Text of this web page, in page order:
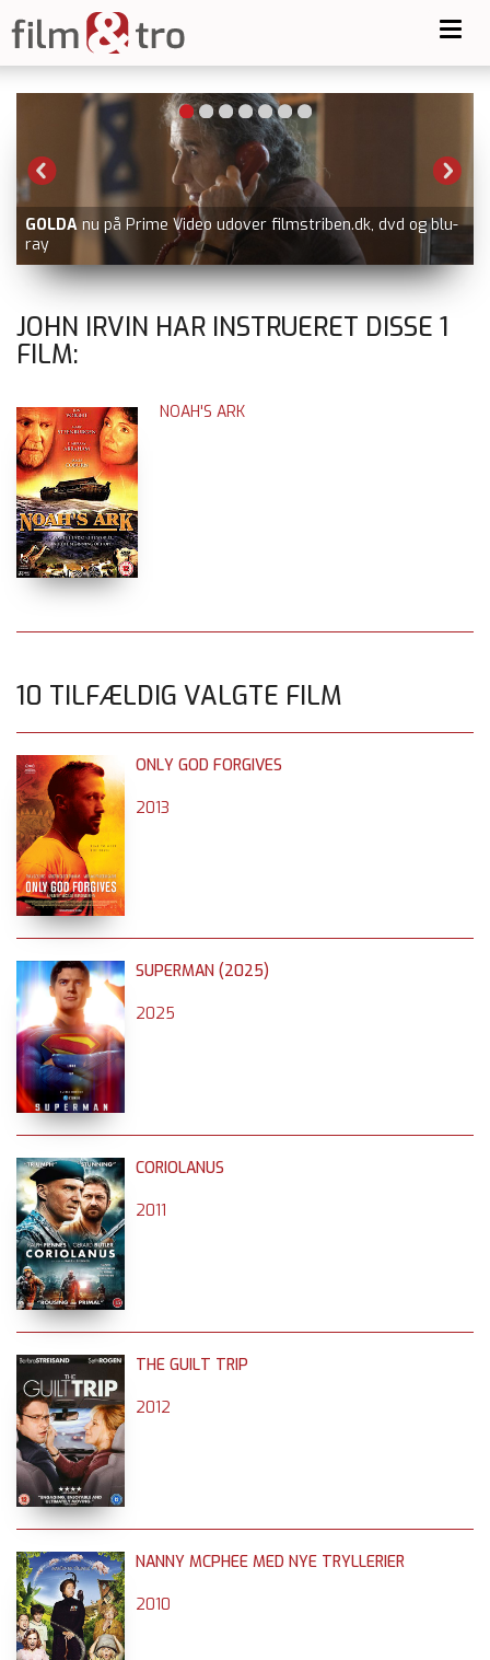
GOLDA nu på Prime Video udover filmstriben.dk, dvd og blu-
ray
JOHN IRVIN HAR INSTRUERET DISSE 1
FILM:
NOAH'S ARK
10 TILFÆLDIG VALGTE FILM
ONLY GOD FORGIVES
2013
SUPERMAN (2025)
2025
CORIOLANUS
2011
THE GUILT TRIP
2012
NANNY MCPHEE MED NYE TRYLLERIER
2010